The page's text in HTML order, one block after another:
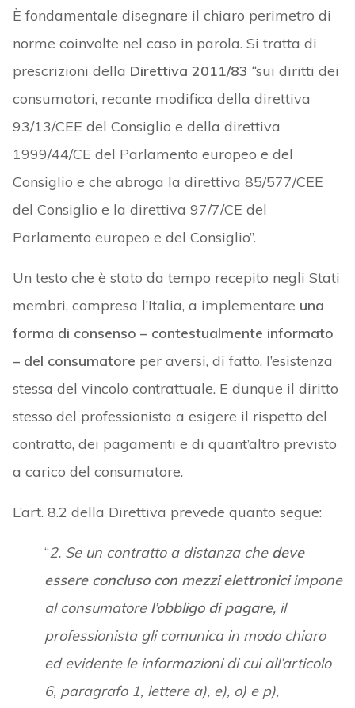
È fondamentale disegnare il chiaro perimetro di
norme coinvolte nel caso in parola. Si tratta di
prescrizioni della Direttiva 2011/83 “sui diritti dei
consumatori, recante modifica della direttiva
93/13/CEE del Consiglio e della direttiva
1999/44/CE del Parlamento europeo e del
Consiglio e che abroga la direttiva 85/577/CEE
del Consiglio e la direttiva 97/7/CE del
Parlamento europeo e del Consiglio”.
Un testo che è stato da tempo recepito negli Stati
membri, compresa l’Italia, a implementare una
forma di consenso – contestualmente informato
– del consumatore per aversi, di fatto, l’esistenza
stessa del vincolo contrattuale. E dunque il diritto
stesso del professionista a esigere il rispetto del
contratto, dei pagamenti e di quant’altro previsto
a carico del consumatore.
L’art. 8.2 della Direttiva prevede quanto segue:
“2. Se un contratto a distanza che deve
essere concluso con mezzi elettroniciimpone
al consumatore l’obbligo di pagare, il
professionista gli comunica in modo chiaro
ed evidente le informazioni di cui all’articolo
6, paragrafo 1, lettere a), e), o) e p),